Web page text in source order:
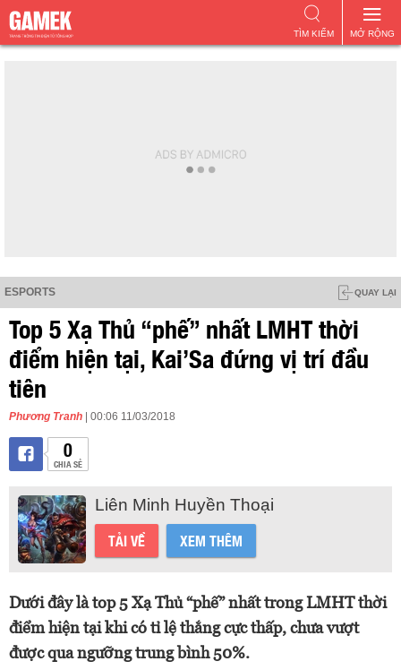
MỞ RỘNG
TÌM KIẾM
ESPORTS QUAY LẠI
Top 5 Xạ Thủ “phế” nhất LMHT thời
điểm hiện tại, Kai’Sa đứng vị trí đầu
tiên
Phương Tranh | 00:06 11/03/2018
0
CHIA SẺ
Liên Minh Huyền Thoại
TẢI VỀ XEM THÊM
Dưới đây là top 5 Xạ Thủ “phế” nhất trong LMHT thời
điểm hiện tại khi có tỉ lệ thắng cực thấp, chưa vượt
được qua ngưỡng trung bình 50%.